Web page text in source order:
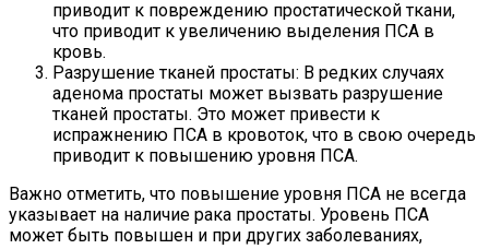
приводит к повреждению простатической ткани,
что приводит к увеличению выделения ПСА в
кровь.
Разрушение тканей простаты: В редких случаях
аденома простаты может вызвать разрушение
тканей простаты. Это может привести к
испражнению ПСА в кровоток, что в свою очередь
приводит к повышению уровня ПСА.
Важно отметить, что повышение уровня ПСА не всегда
указывает на наличие рака простаты. Уровень ПСА
может быть повышен и при других заболеваниях,